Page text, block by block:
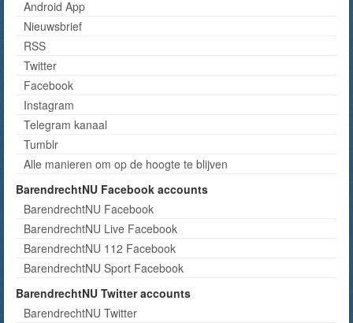
Android App
Nieuwsbrief
RSS
Twitter
Facebook
Instagram
Telegram kanaal
Tumblr
Alle manieren om op de hoogte te blijven
BarendrechtNU Facebook accounts
BarendrechtNU Facebook
BarendrechtNU Live Facebook
BarendrechtNU 112 Facebook
BarendrechtNU Sport Facebook
BarendrechtNU Twitter accounts
BarendrechtNU Twitter